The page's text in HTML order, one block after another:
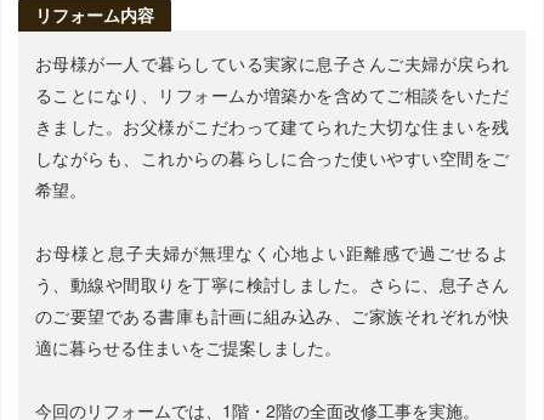
リフォーム内容
お母様が一人で暮らしている実家に息子さんご夫婦が戻られ
ることになり、リフォームか増築かを含めてご相談をいただ
きました。お父様がこだわって建てられた大切な住まいを残
しながらも、これからの暮らしに合った使いやすい空間をご
希望。
お母様と息子夫婦が無理なく心地よい距離感で過ごせるよ
う、動線や間取りを丁寧に検討しました。さらに、息子さん
のご要望である書庫も計画に組み込み、ご家族それぞれが快
適に暮らせる住まいをご提案しました。
今回のリフォームでは、1階・2階の全面改修工事を実施。